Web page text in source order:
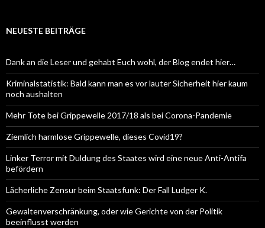
NEUESTE BEITRÄGE
Dank an die Leser und gehabt Euch wohl, der Blog endet hier…
Kriminalstatistik: Bald kann man es vor lauter Sicherheit hier kaum
noch aushalten
Mehr Tote bei Grippewelle 2017/18 als bei Corona-Pandemie
Ziemlich harmlose Grippewelle, dieses Covid19?
Linker Terror mit Duldung des Staates wird eine neue Anti-Antifa
befördern
Lächerliche Zensur beim Staatsfunk: Der Fall Ludger K.
Gewaltenverschränkung, oder wie Gerichte von der Politik
beeinflusst werden